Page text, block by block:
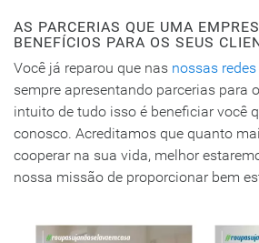
AS PARCERIAS QUE UMA
BENEFÍCIOS PARA OS SEUS
Você já reparou que nas nossas
sempre apresentando parcerias para
intuito de tudo isso é beneficiar você
conosco. Acreditamos que quanto
cooperar na sua vida, melhor
nossa missão de proporcionar bem